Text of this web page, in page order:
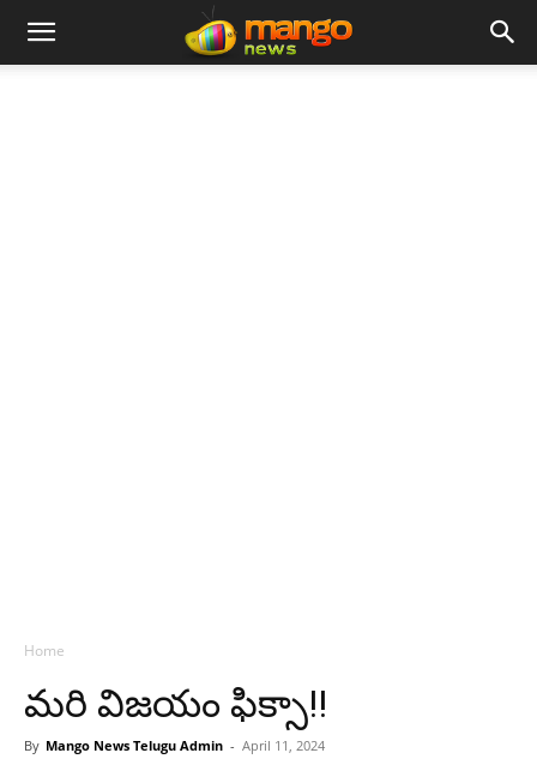
Home
మరి విజయం ఫిక్సా!!
By Mango News Telugu Admin - April 11, 2024